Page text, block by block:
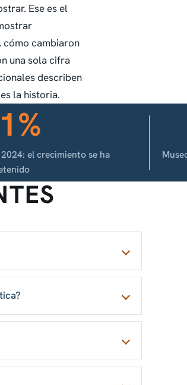
Ese es el
, cómo cambiaron
una sola cifra
describen
la historia.
el crecimiento se ha